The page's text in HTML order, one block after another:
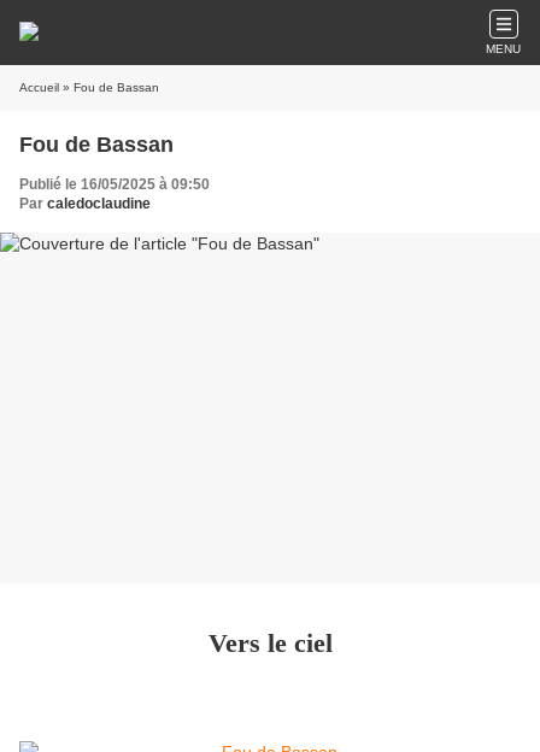
MENU
Accueil » Fou de Bassan
Fou de Bassan
Publié le 16/05/2025 à 09:50
Par caledoclaudine
Vers le ciel